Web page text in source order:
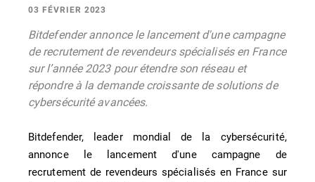
03 FÉVRIER 2023
Bitdefender annonce le lancement d'une campagne
de recrutement de revendeurs spécialisés en France
sur l’année 2023 pour étendre son réseau et
répondre à la demande croissante de solutions de
cybersécurité avancées.
Bitdefender, leader mondial de la cybersécurité,
annonce le lancement d'une campagne de
recrutement de revendeurs spécialisés en France sur